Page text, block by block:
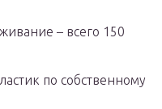
– всего 150
по собственному